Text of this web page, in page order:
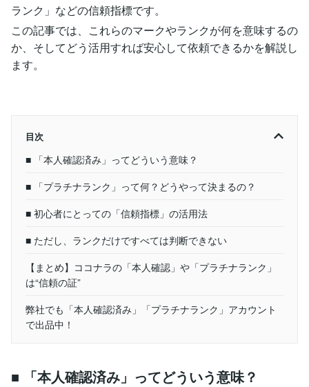
ランク」などの信頼指標です。
この記事では、これらのマークやランクが何を意味するの
か、そしてどう活用すれば安心して依頼できるかを解説し
ます。
目次
■ 「本人確認済み」ってどういう意味？
■ 「プラチナランク」って何？どうやって決まるの？
■ 初心者にとっての「信頼指標」の活用法
■ ただし、ランクだけですべては判断できない
【まとめ】ココナラの「本人確認」や「プラチナランク」
は“信頼の証”
弊社でも「本人確認済み」「プラチナランク」アカウント
で出品中！
■ 「本人確認済み」ってどういう意味？